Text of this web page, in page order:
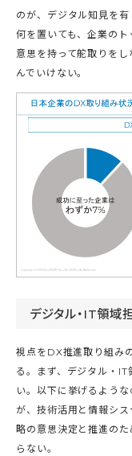
のが、デジタル知見を
何を置いても、企業の
意思を持って舵取りを
んでいけない。
デジタル・IT領域
視点をDX推進取り組み
る。まず、デジタル・
い。以下に挙げるよう
が、技術活用と情報シ
略の意思決定と推進の
らない。